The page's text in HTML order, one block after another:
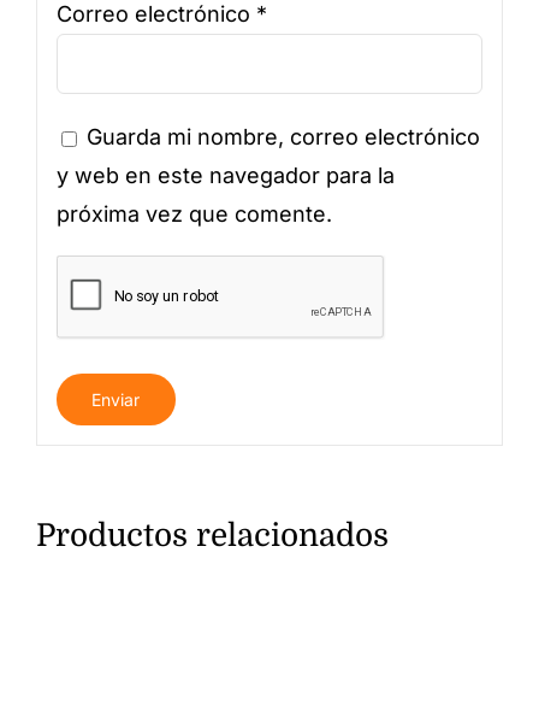
Correo electrónico *
Guarda mi nombre, correo electrónico
y web en este navegador para la
próxima vez que comente.
Productos relacionados